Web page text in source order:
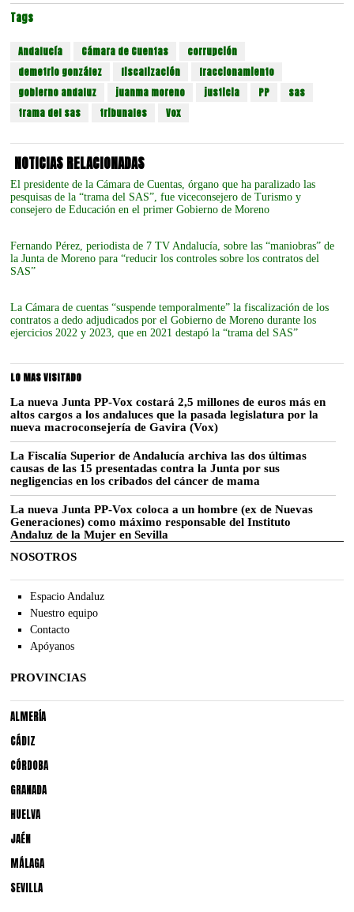
Tags
Andalucía Cámara de Cuentas
corrupción
demetrio gonzález
fiscalización
fraccionamiento
gobierno andaluz
juanma moreno justicia PP
sas
trama del sas
tribunales Vox
NOTICIAS RELACIONADAS
El presidente de la Cámara de Cuentas, órgano que ha paralizado las
pesquisas de la “trama del SAS”, fue viceconsejero de Turismo y
consejero de Educación en el primer Gobierno de Moreno
Fernando Pérez, periodista de 7 TV Andalucía, sobre las “maniobras” de
la Junta de Moreno para “reducir los controles sobre los contratos del
SAS”
La Cámara de cuentas “suspende temporalmente” la fiscalización de los
contratos a dedo adjudicados por el Gobierno de Moreno durante los
ejercicios 2022 y 2023, que en 2021 destapó la “trama del SAS”
LO MAS VISITADO
La nueva Junta PP-Vox costará 2,5 millones de euros más en
altos cargos a los andaluces que la pasada legislatura por la
nueva macroconsejería de Gavira (Vox)
La Fiscalía Superior de Andalucía archiva las dos últimas
causas de las 15 presentadas contra la Junta por sus
negligencias en los cribados del cáncer de mama
La nueva Junta PP-Vox coloca a un hombre (ex de Nuevas
Generaciones) como máximo responsable del Instituto
Andaluz de la Mujer en Sevilla
NOSOTROS
Espacio Andaluz
Nuestro equipo
Contacto
Apóyanos
PROVINCIAS
ALMERÍA
CÁDIZ
CÓRDOBA
GRANADA
HUELVA
JAÉN
MÁLAGA
SEVILLA